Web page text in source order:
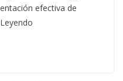
efectiva de